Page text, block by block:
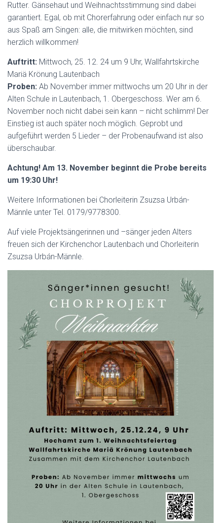
Rutter. Gänsehaut und Weihnachtsstimmung sind dabei
garantiert. Egal, ob mit Chorerfahrung oder einfach nur so
aus Spaß am Singen: alle, die mitwirken möchten, sind
herzlich willkommen!
Auftritt: Mittwoch, 25. 12. 24 um 9 Uhr, Wallfahrtskirche
Mariä Krönung Lautenbach
Proben: Ab November immer mittwochs um 20 Uhr in der
Alten Schule in Lautenbach, 1. Obergeschoss. Wer am 6.
November noch nicht dabei sein kann – nicht schlimm! Der
Einstieg ist auch später noch möglich. Geprobt und
aufgeführt werden 5 Lieder – der Probenaufwand ist also
überschaubar.
Achtung! Am 13. November beginnt die Probe bereits
um 19:30 Uhr!
Weitere Informationen bei Chorleiterin Zsuzsa Urbán-
Männle unter Tel. 0179/9778300.
Auf viele Projektsängerinnen und –sänger jeden Alters
freuen sich der Kirchenchor Lautenbach und Chorleiterin
Zsuzsa Urbán-Männle.